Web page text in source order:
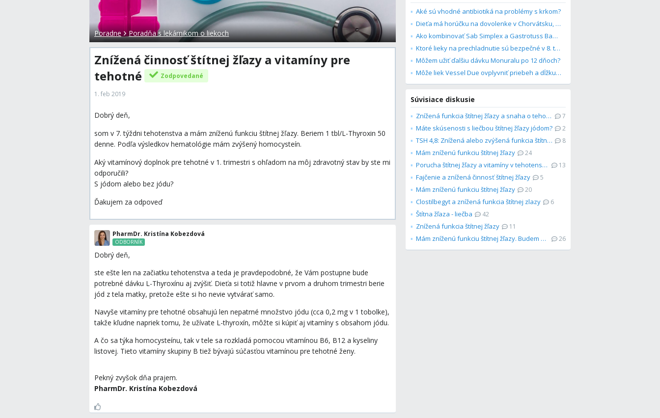
Poradne Poradňa s lekárnikom o liekoch
Znížená činnosť štítnej žľazy a vitamíny pre
tehotné
Zodpovedané
1. feb 2019
Dobrý deň,
som v 7. týždni tehotenstva a mám zníženú funkciu štítnej žľazy. Beriem 1 tbl/L-Thyroxin 50
denne. Podľa výsledkov hematológie mám zvýšený homocysteín.
Aký vitamínový doplnok pre tehotné v 1. trimestri s ohľadom na môj zdravotný stav by ste mi
odporučili?
S jódom alebo bez jódu?
Ďakujem za odpoveď
PharmDr. Kristína Kobezdová
ODBORNÍK
Dobrý deň,
ste ešte len na začiatku tehotenstva a teda je pravdepodobné, že Vám postupne bude
potrebné dávku L-Thyroxínu aj zvýšiť. Dieťa si totiž hlavne v prvom a druhom trimestri berie
jód z tela matky, pretože ešte si ho nevie vytvárať samo.
Navyše vitamíny pre tehotné obsahujú len nepatrné množstvo jódu (cca 0,2 mg v 1 tobolke),
takže kľudne napriek tomu, že užívate L-thyroxín, môžte si kúpiť aj vitamíny s obsahom jódu.
A čo sa týka homocysteínu, tak v tele sa rozkladá pomocou vitamínou B6, B12 a kyseliny
listovej. Tieto vitamíny skupiny B tiež bývajú súčasťou vitamínou pre tehotné ženy.
Pekný zvyšok dňa prajem.
PharmDr. Kristína Kobezdová
Aké sú vhodné antibiotiká na problémy s krkom?
Dieťa má horúčku na dovolenke v Chorvátsku, čo robiť?
Ako kombinovať Sab Simplex a Gastrotuss Baby pri tichom refluxe u bábätka?
Ktoré lieky na prechladnutie sú bezpečné v 8. týždni tehotenstva?
Môžem užiť ďalšiu dávku Monuralu po 12 dňoch?
Môže liek Vessel Due ovplyvniť priebeh a dĺžku menštruácie?
Súvisiace diskusie
Znížená funkcia štítnej žľazy a snaha o tehotenstvo 7
Máte skúsenosti s liečbou štítnej žľazy jódom? 2
TSH 4,8: Znížená alebo zvýšená funkcia štítnej žľazy? 8
Mám zníženú funkciu štítnej žľazy 24
Porucha štítnej žľazy a vitamíny v tehotenstve 13
Fajčenie a znížená činnosť štítnej žľazy 5
Mám zníženú funkciu štítnej žľazy 20
Clostilbegyt a znížená funkcia štítnej zlazy 6
Štítna žľaza - liečba 42
Znížená funkcia štítnej žľazy 11
Mám zníženú funkciu štítnej žľazy. Budem môcť kojiť? 26